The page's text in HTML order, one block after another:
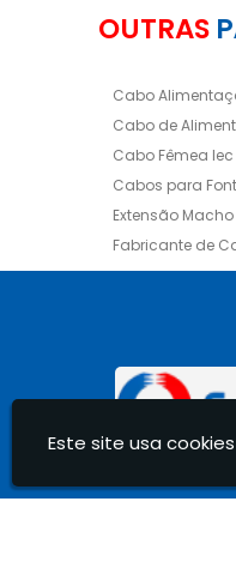
OUTRAS
Cabo
Cabo de
Cabo Fêmea Iec
Cabos para
Extensão
Fabricante de
Fabricante de
Este site usa